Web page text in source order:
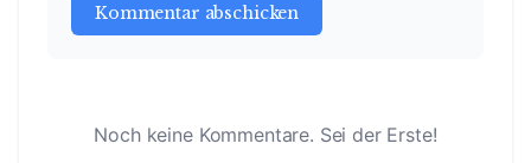
Kommentar abschicken
Noch keine Kommentare. Sei der Erste!